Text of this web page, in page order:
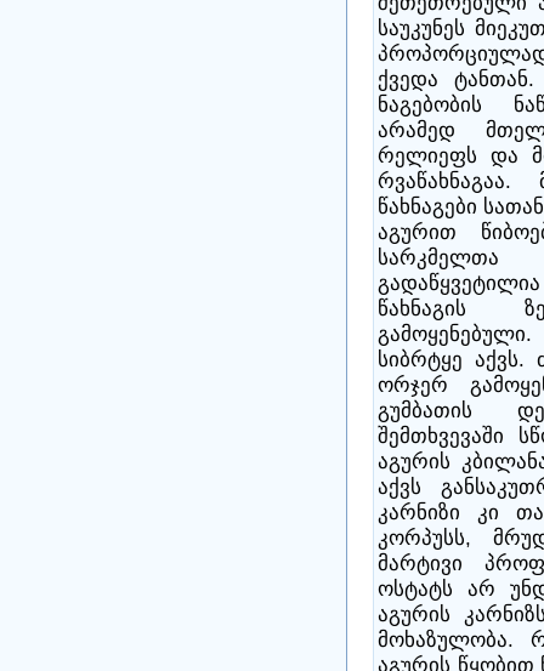
საუკუნეს
ქვედა
ნაგებობის
არამედ
რელიეფს და
წახნაგები
აგურით
წახნაგის
სიბრტყე
ორჯერ
გუმბათის
შემთხვევაში
აგურის
აქვს
კარნიზი კი
კორპუსს,
მარტივი
ოსტატს არ
აგურის
მოხაზულობა.
აგურის წყობით